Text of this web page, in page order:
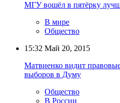
МГУ вошёл в пятёрку
В мире
Общество
15:32 Май 20, 2015
Матвиенко видит
выборов в Думу
Общество
В России